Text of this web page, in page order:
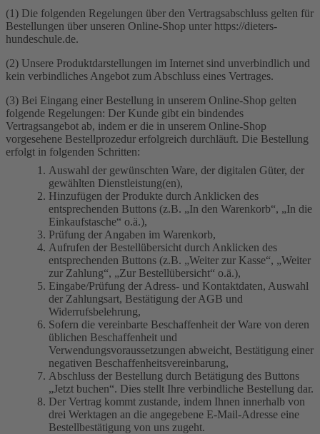
(1) Die folgenden Regelungen über den Vertragsabschluss gelten für
Bestellungen über unseren Online-Shop unter https://dieters-
hundeschule.de.
(2) Unsere Produktdarstellungen im Internet sind unverbindlich und
kein verbindliches Angebot zum Abschluss eines Vertrages.
(3) Bei Eingang einer Bestellung in unserem Online-Shop gelten
folgende Regelungen: Der Kunde gibt ein bindendes
Vertragsangebot ab, indem er die in unserem Online-Shop
vorgesehene Bestellprozedur erfolgreich durchläuft. Die Bestellung
erfolgt in folgenden Schritten:
Auswahl der gewünschten Ware, der digitalen Güter, der
gewählten Dienstleistung(en),
Hinzufügen der Produkte durch Anklicken des
entsprechenden Buttons (z.B. „In den Warenkorb“, „In die
Einkaufstasche“ o.ä.),
Prüfung der Angaben im Warenkorb,
Aufrufen der Bestellübersicht durch Anklicken des
entsprechenden Buttons (z.B. „Weiter zur Kasse“, „Weiter
zur Zahlung“, „Zur Bestellübersicht“ o.ä.),
Eingabe/Prüfung der Adress- und Kontaktdaten, Auswahl
der Zahlungsart, Bestätigung der AGB und
Widerrufsbelehrung,
Sofern die vereinbarte Beschaffenheit der Ware von deren
üblichen Beschaffenheit und
Verwendungsvoraussetzungen abweicht, Bestätigung einer
negativen Beschaffenheitsvereinbarung,
Abschluss der Bestellung durch Betätigung des Buttons
„Jetzt buchen“. Dies stellt Ihre verbindliche Bestellung dar.
Der Vertrag kommt zustande, indem Ihnen innerhalb von
drei Werktagen an die angegebene E-Mail-Adresse eine
Bestellbestätigung von uns zugeht.